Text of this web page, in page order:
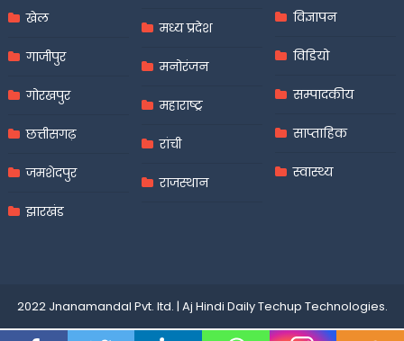
खेल
गाजीपुर
गोरखपुर
छत्तीसगढ़
जमशेदपुर
झारखंड
मध्य प्रदेश
मनोरंजन
महाराष्ट्र
रांची
राजस्थान
विज्ञापन
विडियो
सम्पादकीय
साप्ताहिक
स्वास्थ्य
2022 Jnanamandal Pvt. ltd. | Aj Hindi DailyTechup Technologies.